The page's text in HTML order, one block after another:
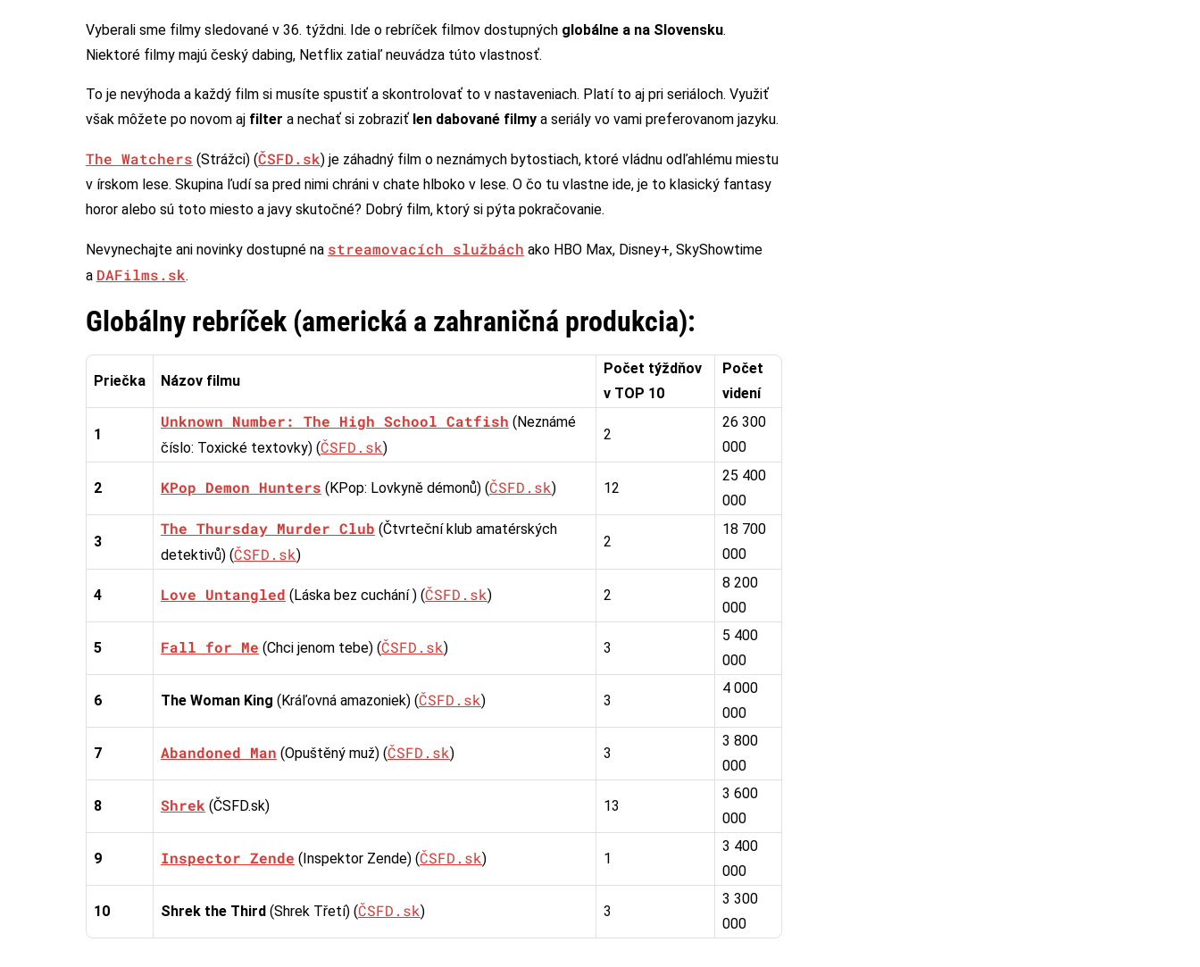
Vyberali sme filmy sledované v 36. týždni. Ide o rebríček filmov dostupných globálne a na Slovensku.
Niektoré filmy majú český dabing, Netflix zatiaľ neuvádza túto vlastnosť.
To je nevýhoda a každý film si musíte spustiť a skontrolovať to v nastaveniach. Platí to aj pri seriáloch. Využiť
však môžete po novom aj filter a nechať si zobraziť len dabované filmy a seriály vo vami preferovanom jazyku.
The Watchers (Strážci) (ČSFD.sk) je záhadný film o neznámych bytostiach, ktoré vládnu odľahlému miestu
v írskom lese. Skupina ľudí sa pred nimi chráni v chate hlboko v lese. O čo tu vlastne ide, je to klasický fantasy
horor alebo sú toto miesto a javy skutočné? Dobrý film, ktorý si pýta pokračovanie.
Nevynechajte ani novinky dostupné na streamovacích službách ako HBO Max, Disney+, SkyShowtime
a DAFilms.sk.
Globálny rebríček (americká a zahraničná produkcia):
Priečka Názov filmu
Počet týždňov
v TOP 10
Počet
videní
1
Unknown Number: The High School Catfish (Neznámé
číslo: Toxické textovky) (ČSFD.sk)
2
26 300
000
2 KPop Demon Hunters (KPop: Lovkyně démonů) (ČSFD.sk) 12
25 400
000
3
The Thursday Murder Club (Čtvrteční klub amatérských
detektivů) (ČSFD.sk)
2
18 700
000
4 Love Untangled (Láska bez cuchání ) (ČSFD.sk) 2
8 200
000
5 Fall for Me (Chci jenom tebe) (ČSFD.sk) 3
5 400
000
6 The Woman King (Kráľovná amazoniek) (ČSFD.sk) 3
4 000
000
7 Abandoned Man (Opuštěný muž) (ČSFD.sk) 3
3 800
000
8 Shrek (ČSFD.sk) 13
3 600
000
9 Inspector Zende (Inspektor Zende) (ČSFD.sk) 1
3 400
000
10 Shrek the Third (Shrek Třetí) (ČSFD.sk) 3
3 300
000